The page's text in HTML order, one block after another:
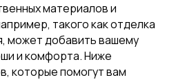
материалов и
такого как отделка
может добавить вашему
и комфорта. Ниже
которые помогут вам